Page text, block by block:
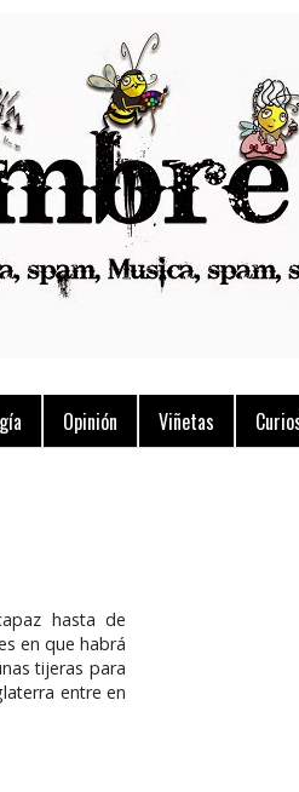
Opinión Viñetas
hasta de
en que habrá
tijeras para
entre en